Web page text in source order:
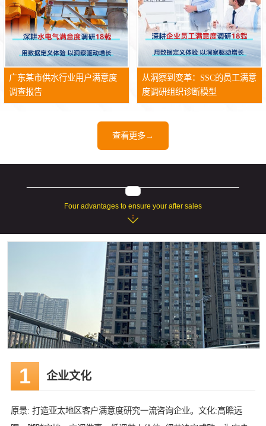
广东某市供水行业用户满意度
调查报告
从洞察到变革：SSC的员工满意
度调研组织诊断模型
查看更多→
Four advantages to ensure your after sales
企业文化
原景: 打造亚太地区客户满意度研究一流咨询企业。文化:高瞻远